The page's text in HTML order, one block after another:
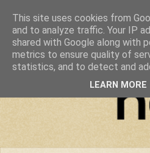
This site uses cookies from
and to analyze traffic. Your IP
shared with Google along with
metrics to ensure quality of
statistics, and to detect and
LEARN MORE